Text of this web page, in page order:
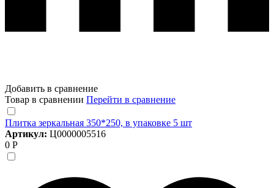
Добавить в сравнение
Товар в сравнении Перейти в сравнение
Плитка зеркальная 350*250, в упаковке 5 шт
Артикул: Ц0000005516
0 Р